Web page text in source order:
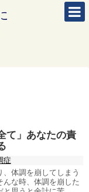
て」あなたの責
症
体調を崩してしまう
んな時、体調を崩した